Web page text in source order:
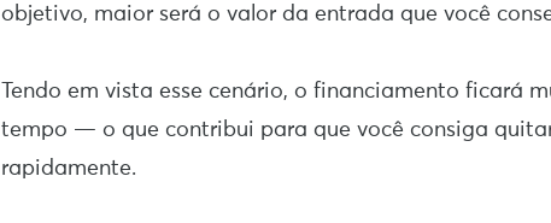
objetivo, maior será o valor da entrada que você
Tendo em vista esse cenário, o financiamento ficará
tempo — o que contribui para que você consiga
rapidamente.